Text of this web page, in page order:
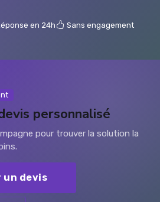
en 24h Sans engagement
personnalisé
pour trouver la solution la
un devis